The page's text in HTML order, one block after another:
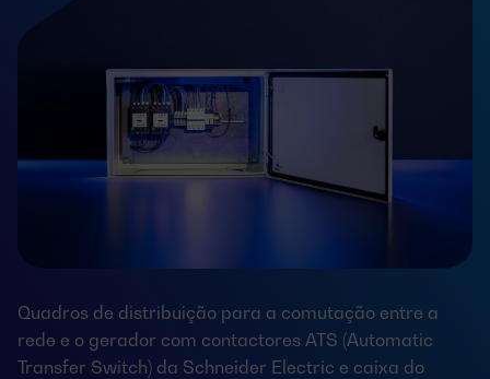
Quadros de distribuição para a comutação entre a
rede e o gerador com contactores ATS (Automatic
Transfer Switch) da Schneider Electric e caixa do